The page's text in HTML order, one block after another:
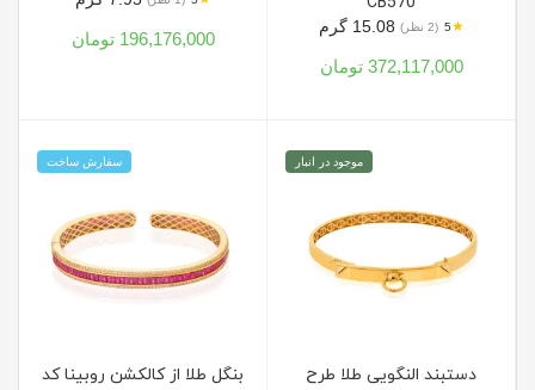
★
5 (2 نظر)
372,117,000 تومان
196,176,000 تومان
موجود در انبار
دستبند النگویی طلا طرح
سفارش ساخت
بنگل طلا از کالکشن روبینا کد